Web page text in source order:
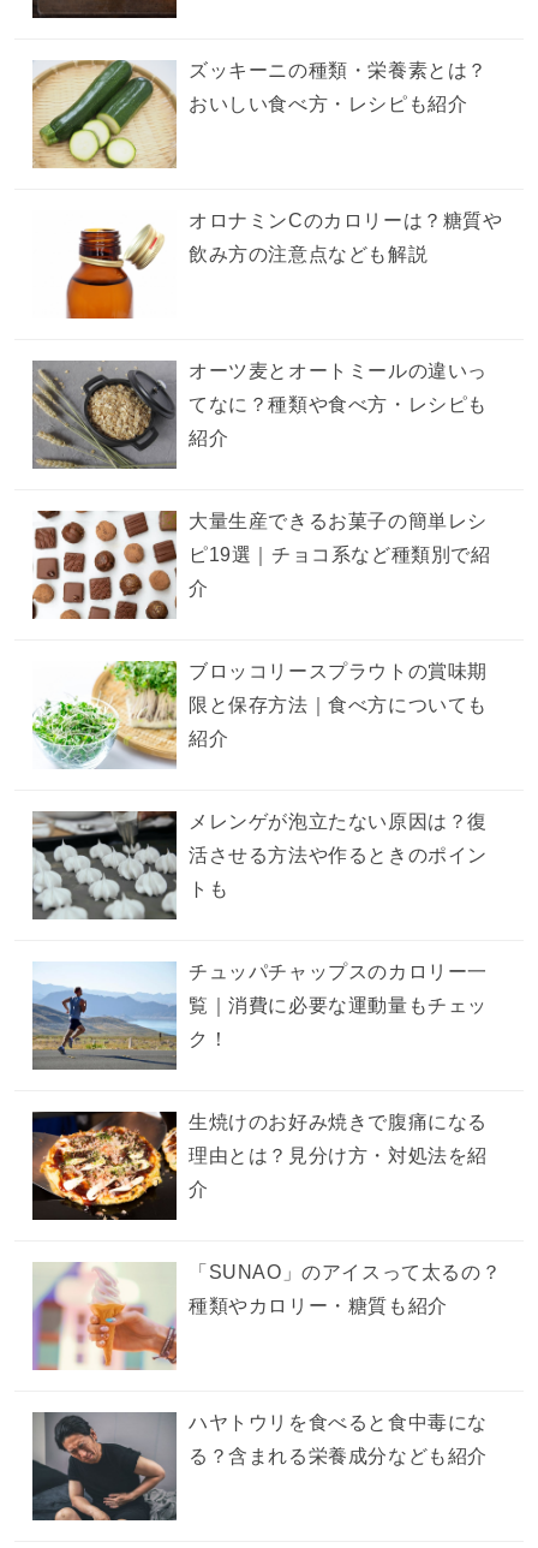
ズッキーニの種類・栄養素とは？
おいしい食べ方・レシピも紹介
オロナミンCのカロリーは？糖質や
飲み方の注意点なども解説
オーツ麦とオートミールの違いっ
てなに？種類や食べ方・レシピも
紹介
大量生産できるお菓子の簡単レシ
ピ19選｜チョコ系など種類別で紹
介
ブロッコリースプラウトの賞味期
限と保存方法｜食べ方についても
紹介
メレンゲが泡立たない原因は？復
活させる方法や作るときのポイン
トも
チュッパチャップスのカロリー一
覧｜消費に必要な運動量もチェッ
ク！
生焼けのお好み焼きで腹痛になる
理由とは？見分け方・対処法を紹
介
「SUNAO」のアイスって太るの？
種類やカロリー・糖質も紹介
ハヤトウリを食べると食中毒にな
る？含まれる栄養成分なども紹介